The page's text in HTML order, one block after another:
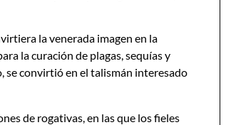
la venerada imagen en la
la curación de plagas, sequías y
se convirtió en el talismán interesado
de rogativas, en las que los fieles